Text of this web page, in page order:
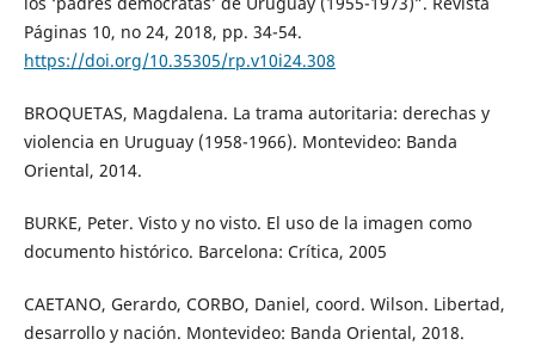
Páginas 10, no 24, 2018, pp. 34-54.
https://doi.org/10.35305/rp.v10i24.308
BROQUETAS, Magdalena. La trama autoritaria: derechas y
violencia en Uruguay (1958-1966). Montevideo: Banda
Oriental, 2014.
BURKE, Peter. Visto y no visto. El uso de la imagen como
documento histórico. Barcelona: Crítica, 2005
CAETANO, Gerardo, CORBO, Daniel, coord. Wilson. Libertad,
desarrollo y nación. Montevideo: Banda Oriental, 2018.